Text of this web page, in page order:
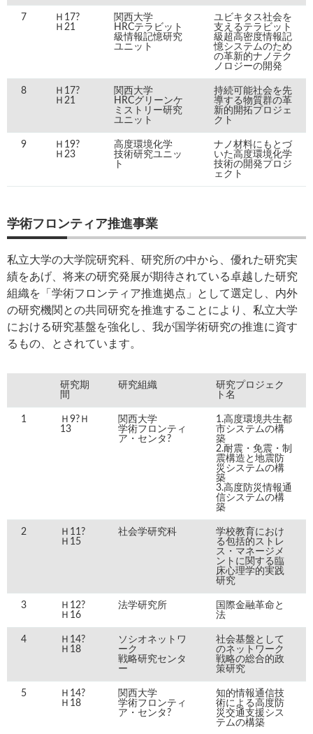
7
Ｈ17?
Ｈ21
関西大学
HRCテラビット
級情報記憶研究
ユニット
ユビキタス社会を
支えるテラビット
級超高密度情報記
憶システムのため
の革新的ナノテク
ノロジーの開発
8
Ｈ17?
Ｈ21
関西大学
HRCグリーンケ
ミストリー研究
ユニット
持続可能社会を先
導する物質群の革
新的開拓プロジェ
クト
9
Ｈ19?
Ｈ23
高度環境化学
技術研究ユニッ
ト
ナノ材料にもとづ
いた高度環境化学
技術の開発プロジ
ェクト
学術フロンティア推進事業
私立大学の大学院研究科、研究所の中から、優れた研究実
績をあげ、将来の研究発展が期待されている卓越した研究
組織を「学術フロンティア推進拠点」として選定し、内外
の研究機関との共同研究を推進することにより、私立大学
における研究基盤を強化し、我が国学術研究の推進に資す
るもの、とされています。
研究期
間
研究組織
研究プロジェク
ト名
1
Ｈ9?Ｈ
13
関西大学
学術フロンティ
ア・センタ?
1.高度環境共生都
市システムの構
築
2.耐震・免震・制
震構造と地震防
災システムの構
築
3.高度防災情報通
信システムの構
築
2
Ｈ11?
Ｈ15
社会学研究科
学校教育におけ
る包括的ストレ
ス・マネージメ
ントに関する臨
床心理学的実践
研究
3
Ｈ12?
Ｈ16
法学研究所
国際金融革命と
法
4
Ｈ14?
Ｈ18
ソシオネットワ
ーク
戦略研究センタ
ー
社会基盤として
のネットワーク
戦略の総合的政
策研究
5
Ｈ14?
Ｈ18
関西大学
学術フロンティ
ア・センタ?
知的情報通信技
術による高度防
災交通支援シス
テムの構築